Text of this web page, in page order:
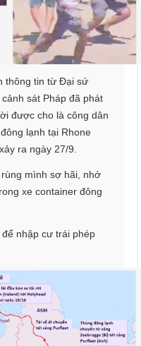
thông tin từ Đại sứ
sát Pháp đã phát
được cho là công dân
lạnh tại Rhone
ra ngày 27/9.
mình sợ hãi, nhớ
xe container đông
nhập cư trái phép